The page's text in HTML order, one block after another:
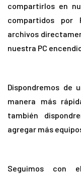
compartirlos en
compartidos por
archivos
nuestra PC
Dispondremos de
manera más
también
agregar más
Seguimos con